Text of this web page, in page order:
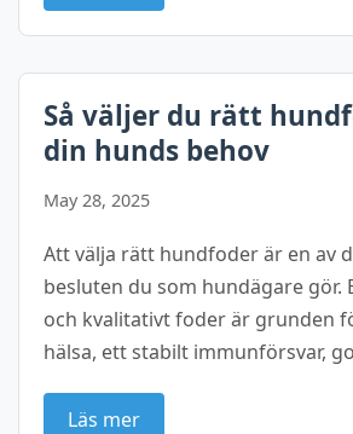
Så väljer du rätt
din hunds behov
May 28, 2025
Att välja rätt hundfoder är en av
besluten du som hundägare gör.
och kvalitativt foder är grunden
hälsa, ett stabilt immunförsvar,
Läs mer